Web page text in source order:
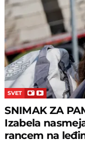
SVET
SNIMAK ZA
Izabela
rancem na